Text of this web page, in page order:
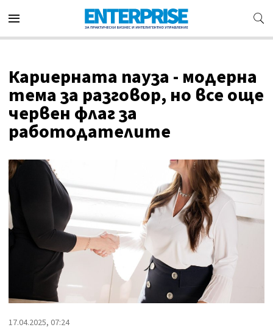
Кариерната пауза - модерна
тема за разговор, но все още
червен флаг за
работодателите
17.04.2025, 07:24